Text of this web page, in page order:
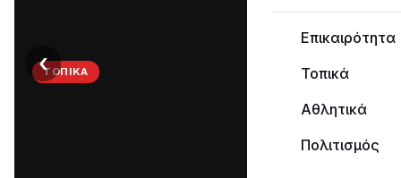
Επικαιρότητα
Τοπικά
Αθλητικά
Πολιτισμός
ΤΟΠΙΚΆ
‹